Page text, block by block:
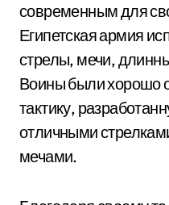
современным для
Египетская армия
стрелы, мечи,
Воины были хорошо
тактику,
отличными
мечами.